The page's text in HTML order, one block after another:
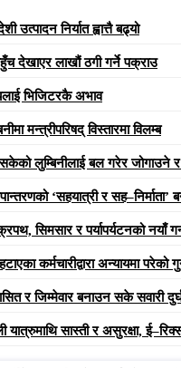
उत्पादन निर्यात ह्वात्तै बढ्यो
देखाएर लाखौं ठगी गर्ने पक्राउ
भिजिटरकै अभाव
मन्त्रीपरिषद् विस्तारमा विलम्ब
लुम्बिनीलाई बल गरेर जोगाउने
‘सहयात्री र सह–निर्माता’
सिमसार र पर्यापर्यटनको नयाँ
कर्मचारीद्वारा अन्यायमा परेको
र जिम्मेवार बनाउन सके सवारी
यात्रुमाथि सास्ती र असुरक्षा,